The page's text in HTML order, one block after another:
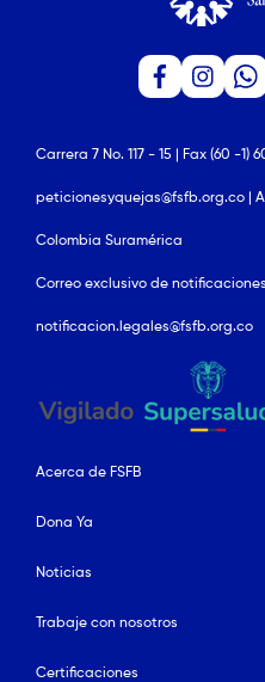
Carrera 7 No. 117 - 15 | Fax (60 -1)
peticionesyquejas@fsfb.org.co |
Colombia Suramérica
Correo exclusivo de
notificacion.legales@fsfb.org.co
Acerca de FSFB
Dona Ya
Noticias
Trabaje con nosotros
Certificaciones